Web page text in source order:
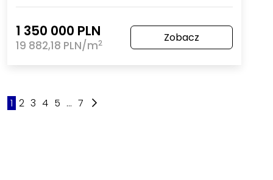
1 350 000 PLN
19 882,18 PLN/m2 Zobacz
1 2 3 4 5 ... 7